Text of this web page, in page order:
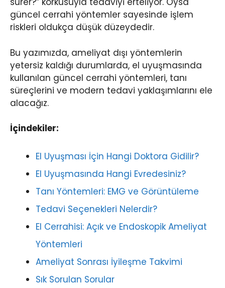
güncel cerrahi yöntemler sayesinde işlem
riskleri oldukça düşük düzeydedir.
Bu yazımızda, ameliyat dışı yöntemlerin
yetersiz kaldığı durumlarda, el uyuşmasında
kullanılan güncel cerrahi yöntemleri, tanı
süreçlerini ve modern tedavi yaklaşımlarını ele
alacağız.
İçindekiler:
El Uyuşması İçin Hangi Doktora Gidilir?
El Uyuşmasında Hangi Evredesiniz?
Tanı Yöntemleri: EMG ve Görüntüleme
Tedavi Seçenekleri Nelerdir?
El Cerrahisi: Açık ve Endoskopik Ameliyat
Yöntemleri
Ameliyat Sonrası İyileşme Takvimi
Sık Sorulan Sorular